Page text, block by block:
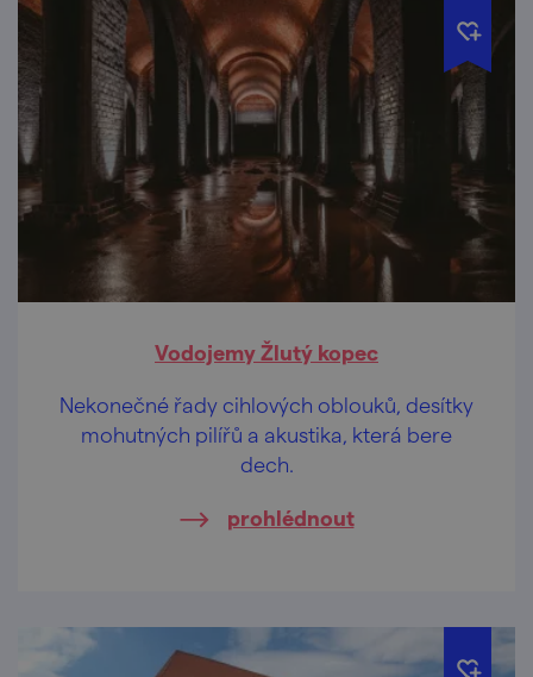
Vodojemy Žlutý kopec
Nekonečné řady cihlových oblouků, desítky
mohutných pilířů a akustika, která bere
dech.
prohlédnout